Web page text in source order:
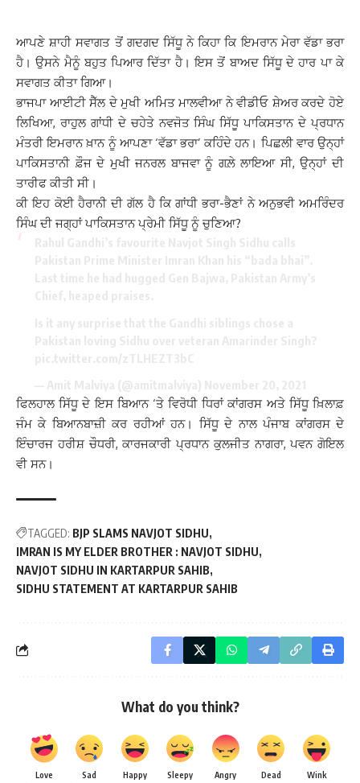
ਆਪਣੇ ਸ਼ਾਹੀ ਸਵਾਗਤ ਤੋਂ ਗਦਗਦ ਸਿੱਧੂ ਨੇ ਕਿਹਾ ਕਿ ਇਮਰਾਨ ਮੇਰਾ ਵੱਡਾ ਭਰਾ
ਹੈ। ਉਸਨੇ ਮੈਨੂੰ ਬਹੁਤ ਪਿਆਰ ਦਿੱਤਾ ਹੈ। ਇਸ ਤੋਂ ਬਾਅਦ ਸਿੱਧੂ ਦੇ ਹਾਰ ਪਾ ਕੇ
ਸਵਾਗਤ ਕੀਤਾ ਗਿਆ।
ਭਾਜਪਾ ਆਈਟੀ ਸੈੱਲ ਦੇ ਮੁਖੀ ਅਮਿਤ ਮਾਲਵੀਆ ਨੇ ਵੀਡੀਓ ਸ਼ੇਅਰ ਕਰਦੇ ਹੋਏ
ਲਿਖਿਆ, ਰਾਹੁਲ ਗਾਂਧੀ ਦੇ ਚਹੇਤੇ ਨਵਜੋਤ ਸਿੰਘ ਸਿੱਧੂ ਪਾਕਿਸਤਾਨ ਦੇ ਪ੍ਰਧਾਨ
ਮੰਤਰੀ ਇਮਰਾਨ ਖ਼ਾਨ ਨੂੰ ਆਪਣਾ ‘ਵੱਡਾ ਭਰਾ’ ਕਹਿੰਦੇ ਹਨ। ਪਿਛਲੀ ਵਾਰ ਉਨ੍ਹਾਂ
ਪਾਕਿਸਤਾਨੀ ਫ਼ੌਜ ਦੇ ਮੁਖੀ ਜਨਰਲ ਬਾਜਵਾ ਨੂੰ ਗਲ਼ੇ ਲਾਇਆ ਸੀ, ਉਨ੍ਹਾਂ ਦੀ
ਤਾਰੀਫ ਕੀਤੀ ਸੀ।
ਕੀ ਇਹ ਕੋਈ ਹੈਰਾਨੀ ਦੀ ਗੱਲ ਹੈ ਕਿ ਗਾਂਧੀ ਭਰਾ-ਭੈਣਾਂ ਨੇ ਅਨੁਭਵੀ ਅਮਰਿੰਦਰ
ਸਿੰਘ ਦੀ ਜਗ੍ਹਾਂ ਪਾਕਿਸਤਾਨ ਪ੍ਰੇਮੀ ਸਿੱਧੂ ਨੂੰ ਚੁਣਿਆ?
ਫਿਲਹਾਲ ਸਿੱਧੂ ਦੇ ਇਸ ਬਿਆਨ ‘ਤੇ ਵਿਰੋਧੀ ਧਿਰਾਂ ਕਾਂਗਰਸ ਅਤੇ ਸਿੱਧੂ ਖ਼ਿਲਾਫ਼
ਜੰਮ ਕੇ ਬਿਆਨਬਾਜ਼ੀ ਕਰ ਰਹੀਆਂ ਹਨ। ਸਿੱਧੂ ਦੇ ਨਾਲ ਪੰਜਾਬ ਕਾਂਗਰਸ ਦੇ
ਇੰਚਾਰਜ ਹਰੀਸ਼ ਚੌਧਰੀ,‌‌ ਕਾਰਜਕਾਰੀ ਪ੍ਰਧਾਨ ਕੁਲਜੀਤ ਨਾਗਰਾ, ਪਵਨ ਗੋਇਲ
ਵੀ ਸਨ।
TAGGED: BJP SLAMS NAVJOT SIDHU
IMRAN IS MY ELDER BROTHER : NAVJOT SIDHU
NAVJOT SIDHU IN KARTARPUR SAHIB
SIDHU STATEMENT AT KARTARPUR SAHIB
What do you think?
Love Sad Happy Sleepy Angry Dead Wink